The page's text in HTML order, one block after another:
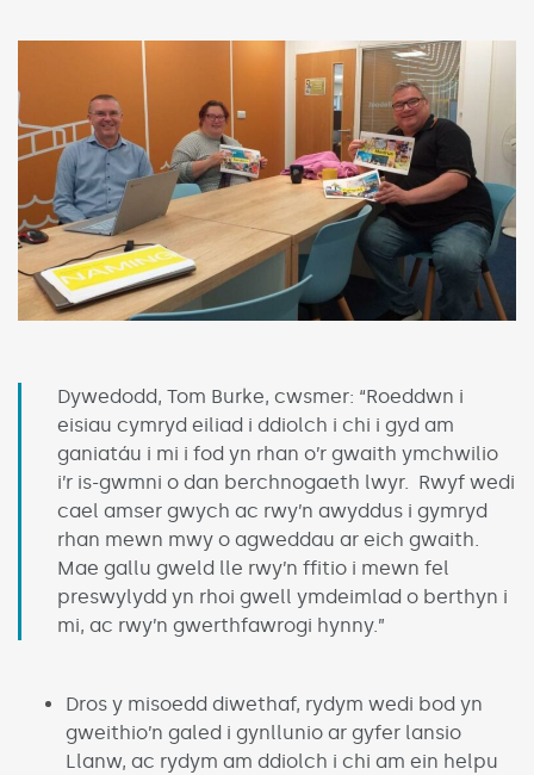
Dywedodd, Tom Burke, cwsmer: “Roeddwn i
eisiau cymryd eiliad i ddiolch i chi i gyd am
ganiatáu i mi i fod yn rhan o’r gwaith ymchwilio
i’r is-gwmni o dan berchnogaeth lwyr. Rwyf wedi
cael amser gwych ac rwy’n awyddus i gymryd
rhan mewn mwy o agweddau ar eich gwaith.
Mae gallu gweld lle rwy’n ffitio i mewn fel
preswylydd yn rhoi gwell ymdeimlad o berthyn i
mi, ac rwy’n gwerthfawrogi hynny.”
Dros y misoedd diwethaf, rydym wedi bod yn
gweithio’n galed i gynllunio ar gyfer lansio
Llanw, ac rydym am ddiolch i chi am ein helpu